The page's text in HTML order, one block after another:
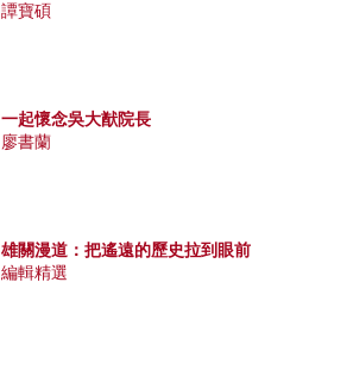
譚寶碩
一起懷念吳大猷院長
廖書蘭
雄關漫道：把遙遠的歷史拉到眼前
編輯精選